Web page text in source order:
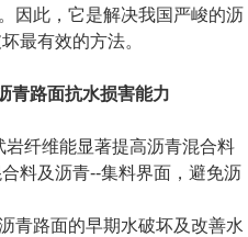
解决我国严峻的沥
最有效的方法。
青路面抗水损害能力
岩纤维能显著提高沥青混合料
料及沥青--集料界面，避免沥
期水破坏及改善水